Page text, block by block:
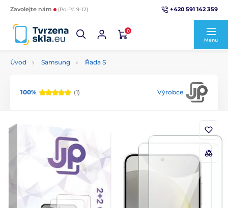
Zavolejte nám (Po-Pá 9-12) +420 591 142 359
0
Menu
Úvod Samsung Řada S
100% (1) Výrobce